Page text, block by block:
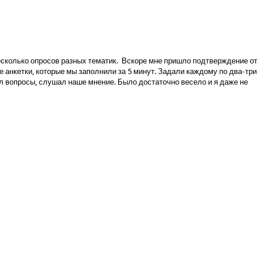
опросов разных тематик. Вскоре мне пришло подтверждение от
которые мы заполнили за 5 минут. Задали каждому по два-три
вопросы, слушал наше мнение. Было достаточно весело и я даже не